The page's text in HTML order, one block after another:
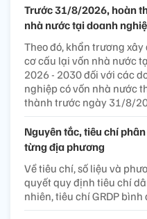
Trước 31/8/2026, hoàn
nhà nước tại doanh
Theo đó, khẩn trương
cơ cấu lại vốn nhà nước
2026 - 2030 đối với các
nghiệp có vốn nhà nước
thành trước ngày 31/8/
Nguyên tắc, tiêu chí
từng địa phương
Về tiêu chí, số liệu và
quyết quy định tiêu chí
nhiên, tiêu chí GRDP